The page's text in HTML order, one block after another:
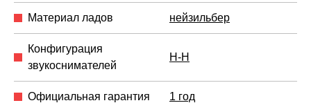
Материал ладов нейзильбер
Конфигурация
звукоснимателей
H-H
Официальная гарантия 1 год